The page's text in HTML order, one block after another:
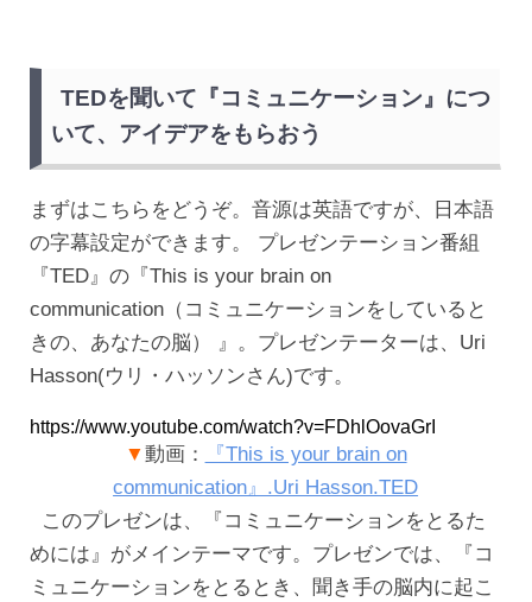
TEDを聞いて『コミュニケーション』につ
いて、アイデアをもらおう
まずはこちらをどうぞ。音源は英語ですが、日本語
の字幕設定ができます。 プレゼンテーション番組
『TED』の『This is your brain on
communication（コミュニケーションをしていると
きの、あなたの脳） 』。プレゼンテーターは、Uri
Hasson(ウリ・ハッソンさん)です。
https://www.youtube.com/watch?v=FDhlOovaGrI
▼動画：
『This is your brain on
communication』.Uri Hasson.TED
このプレゼンは、『コミュニケーションをとるた
めには』がメインテーマです。プレゼンでは、『コ
ミュニケーションをとるとき、聞き手の脳内に起こ